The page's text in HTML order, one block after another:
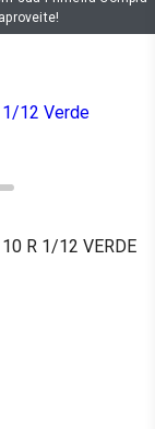
R 1/12 VERDE